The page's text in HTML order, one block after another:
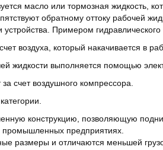
масло или тормозная жидкость,
обратному оттоку рабочей
Примером
воздуха, который накачивается в
жидкости выполняется помощью
за счет воздушного компрессора.
конструкцию, позволяющую
промышленных предприятиях.
размеры и отличаются меньшей